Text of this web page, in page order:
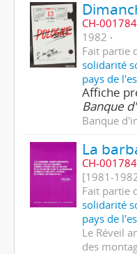
CH-
1982
Fait partie
solidarité
pays de
Affiche
Banque
Banque
CH-
[1981-
Fait partie
solidarité
pays de
Le Réveil
des